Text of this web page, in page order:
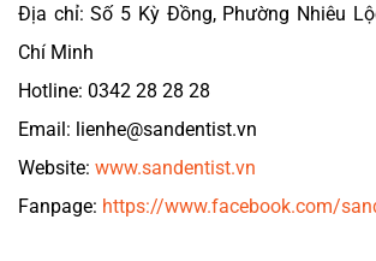
Địa chỉ: Số 5 Kỳ Đồng, Phường Nhiêu
Chí Minh
Hotline: 0342 28 28 28
Email: lienhe@sandentist.vn
Website: www.sandentist.vn
Fanpage: https://www.facebook.com/